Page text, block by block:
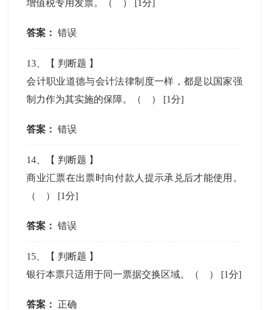
增值税专用发票。（ ） [1分]
答案： 错误
13 、【 判断题 】
会计职业道德与会计法律制度一样，都是以国家强
制力作为其实施的保障。（ ） [1分]
答案： 错误
14 、【 判断题 】
商业汇票在出票时向付款人提示承兑后才能使用。
（ ） [1分]
答案： 错误
15 、【 判断题 】
银行本票只适用于同一票据交换区域。（ ） [1分]
答案： 正确